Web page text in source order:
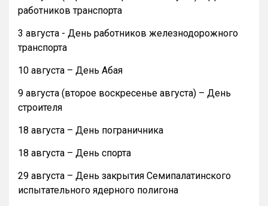
работников транспорта
3 августа - День работников железнодорожного
транспорта
10 августа – День Абая
9 августа (второе воскресенье августа) – День
строителя
18 августа – День пограничника
18 августа – День спорта
29 августа – День закрытия Семипалатинского
испытательного ядерного полигона